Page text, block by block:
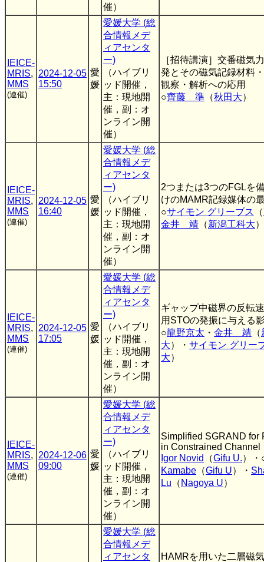
催）
IEICE-
MRIS,
MMS
(連催)
2024-12-05
15:50
愛
媛
愛媛大学 (総
合情報メデ
ィアセンタ
ー)
（ハイブリ
ッド開催，
主：現地開
催，副：オ
ンライン開
催）
［招待講演］交番磁気
発とその磁気記録材料
観察・解析への応用
○齊藤 準 （秋田大）
IEICE-
MRIS,
MMS
(連催)
2024-12-05
16:40
愛
媛
愛媛大学 (総
合情報メデ
ィアセンタ
ー)
（ハイブリ
ッド開催，
主：現地開
催，副：オ
ンライン開
催）
2つまたは3つのFGLを
けのMAMR記録媒体の
○サイモン グリーブス （
金井 靖 （新潟工科大）
IEICE-
MRIS,
MMS
(連催)
2024-12-05
17:05
愛
媛
愛媛大学 (総
合情報メデ
ィアセンタ
ー)
（ハイブリ
ッド開催，
主：現地開
催，副：オ
ンライン開
催）
ギャップ中磁界の反転
用STOの発振に与える
○龍野京太 ・ 金井 靖 （
大）・ サイモン グリー
大）
IEICE-
MRIS,
MMS
(連催)
2024-12-06
09:00
愛
媛
愛媛大学 (総
合情報メデ
ィアセンタ
ー)
（ハイブリ
ッド開催，
主：現地開
催，副：オ
ンライン開
催）
Simplified SGRAND for
in Constrained Channel
Igor Novid
（Gifu U.）・
Kamabe （Gifu U）・
Lu （ Nagoya U）
愛媛大学 (総
合情報メデ
ィアセンタ
HAMRを用いた二層磁